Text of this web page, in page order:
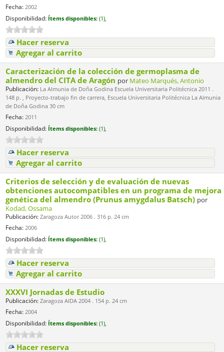
Fecha: 2002
Disponibilidad: Ítems disponibles: (1),
Hacer reserva
Agregar al carrito
Caracterización de la colección de germoplasma de
almendro del CITA de Aragón por Mateo Marqués, Antonio
Publicación: La Almunia de Doña Godina Escuela Universitaria Politécnica 2011 .
148 p. , Proyecto-trabajo fin de carrera, Escuela Universitaria Politécnica La Almunia
de Doña Godina 30 cm
Fecha: 2011
Disponibilidad: Ítems disponibles: (1),
Hacer reserva
Agregar al carrito
Criterios de selección y de evaluación de nuevas
obtenciones autocompatibles en un programa de mejora
genética del almendro (Prunus amygdalus Batsch) por
Kodad, Ossama
Publicación: Zaragoza Autor 2006 . 316 p. 24 cm
Fecha: 2006
Disponibilidad: Ítems disponibles: (1),
Hacer reserva
Agregar al carrito
XXXVI Jornadas de Estudio
Publicación: Zaragoza AIDA 2004 . 154 p. 24 cm
Fecha: 2004
Disponibilidad: Ítems disponibles: (1),
Hacer reserva